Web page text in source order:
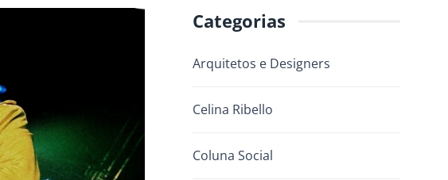
Categorias
Arquitetos e Designers
Celina Ribello
Coluna Social